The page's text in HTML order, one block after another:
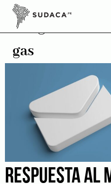
Skip
content
gas
RESPUESTA AL